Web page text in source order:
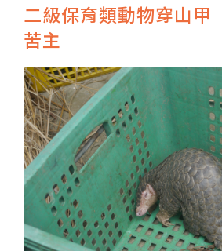
二級保育類動物穿山
苦主